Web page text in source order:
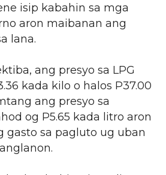
isip kabahin sa mga
aron maibanan ang
lana.
ang presyo sa LPG
kada kilo o halos P37.00
ang presyo sa
og P5.65 kada litro aron
gasto sa pagluto ug uban